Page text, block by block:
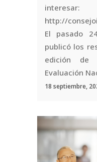
interesar:
http://
El pasado
publicó los
edición
Evaluación
18 septiembre,